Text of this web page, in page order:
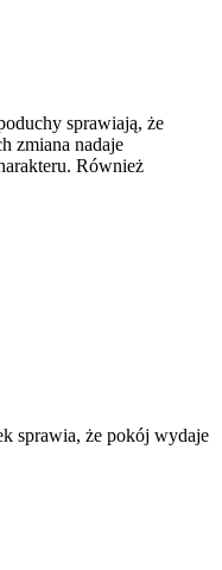
sprawiają, że
zmiana nadaje
Również
sprawia, że pokój wydaje